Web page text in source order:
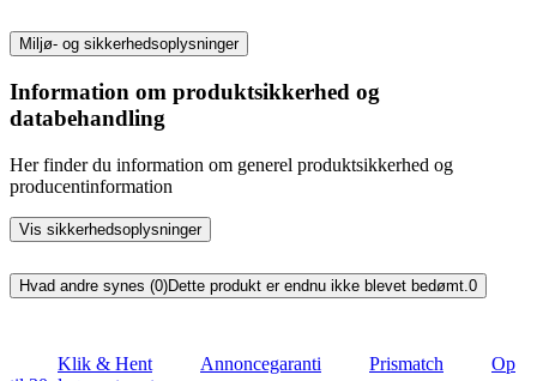
Miljø- og sikkerhedsoplysninger
Information om produktsikkerhed og
databehandling
Her finder du information om generel produktsikkerhed og
producentinformation
Vis sikkerhedsoplysninger
Hvad andre synes (0)Dette produkt er endnu ikke blevet bedømt.0
Klik & Hent Annoncegaranti Prismatch
Op